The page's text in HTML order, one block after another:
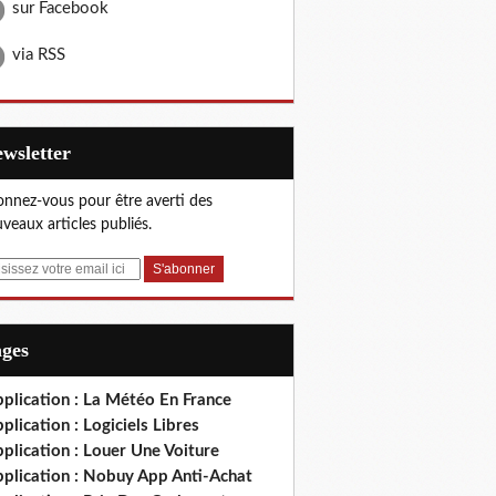
sur Facebook
via RSS
vous pour être averti des
articles publiés.
: La Météo En France
: Logiciels Libres
: Louer Une Voiture
: Nobuy App Anti-Achat